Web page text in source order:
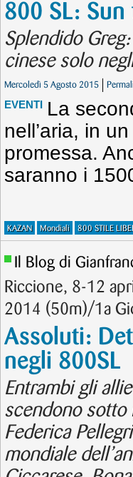
800 SL:
Splendido
cinese solo
Mercoledì 5 Agosto 2015
EVENTI La
nell’aria, in
promessa.
saranno i
KAZAN Mondiali 800 STILE
Il Blog di
Riccione, 8-12
2014 (50m)/1a
Assoluti:
negli 800SL
Entrambi gli
scendono sotto
Federica
mondiale